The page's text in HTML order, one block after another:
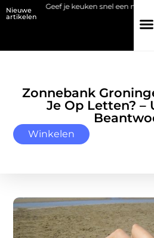
Nieuwe
artikelen
Geef je keuken snel een nieuwe look
Zonnebank
Je Op Letten? –
Winkelen